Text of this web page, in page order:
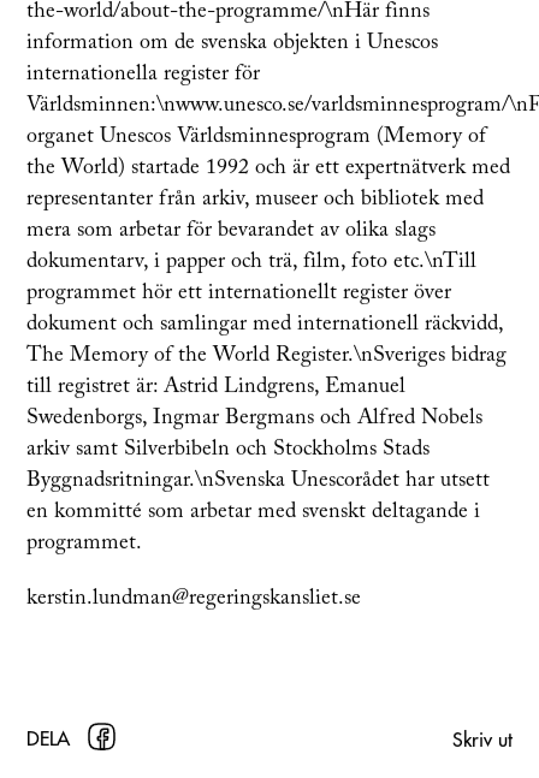
the-world/about-the-programme/\nHär finns
information om de svenska objekten i Unescos
internationella register för
Världsminnen:\nwww.unesco.se/varldsminnesprogram/
organet Unescos Världsminnesprogram (Memory of
the World) startade 1992 och är ett expertnätverk med
representanter från arkiv, museer och bibliotek med
mera som arbetar för bevarandet av olika slags
dokumentarv, i papper och trä, film, foto etc.\nTill
programmet hör ett internationellt register över
dokument och samlingar med internationell räckvidd,
The Memory of the World Register.\nSveriges bidrag
till registret är: Astrid Lindgrens, Emanuel
Swedenborgs, Ingmar Bergmans och Alfred Nobels
arkiv samt Silverbibeln och Stockholms Stads
Byggnadsritningar.\nSvenska Unescorådet har utsett
en kommitté som arbetar med svenskt deltagande i
programmet.
kerstin.lundman@regeringskansliet.se
DELA Skriv ut